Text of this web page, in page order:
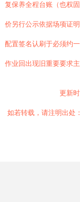
复保养全程台账（也权
价另行公示依据场项证
配置签名认刷于必须约
作业回出现旧重要要求
更新
如若转载，请注明出处